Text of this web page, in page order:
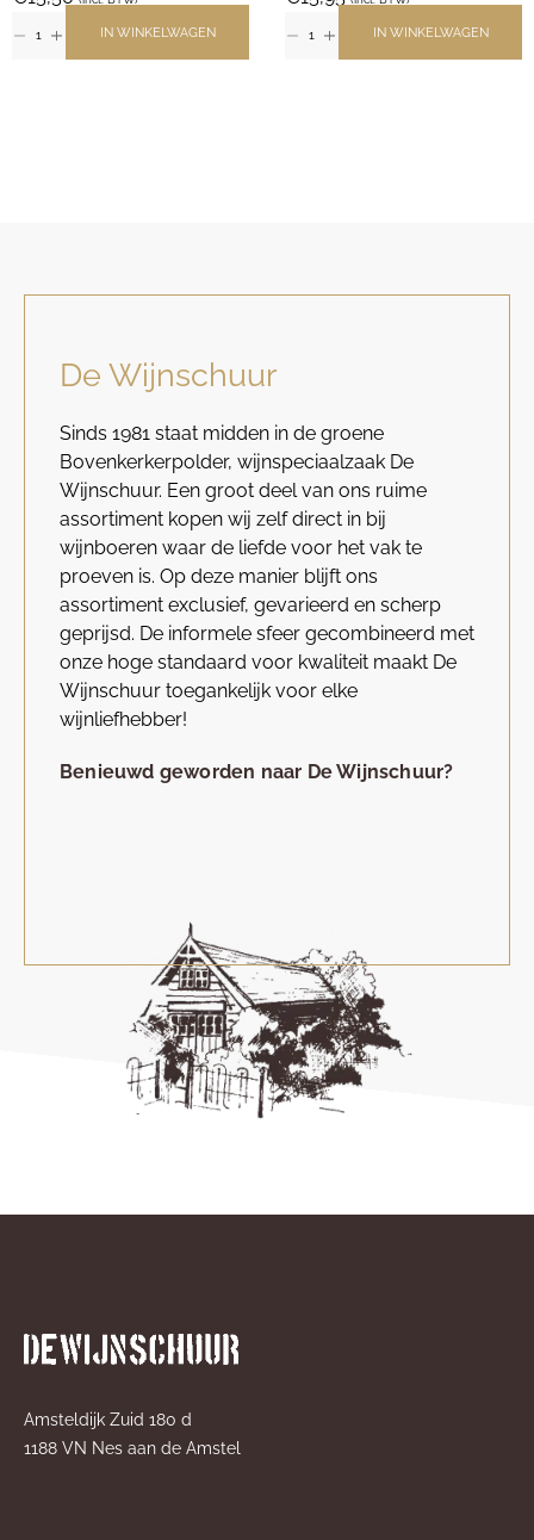
IN WINKELWAGEN IN WINKELWAGEN
De Wijnschuur
Sinds 1981 staat midden in de groene
Bovenkerkerpolder, wijnspeciaalzaak De
Wijnschuur. Een groot deel van ons ruime
assortiment kopen wij zelf direct in bij
wijnboeren waar de liefde voor het vak te
proeven is. Op deze manier blijft ons
assortiment exclusief, gevarieerd en scherp
geprijsd. De informele sfeer gecombineerd met
onze hoge standaard voor kwaliteit maakt De
Wijnschuur toegankelijk voor elke
wijnliefhebber!
Benieuwd geworden naar De Wijnschuur?
Amsteldijk Zuid 180 d
1188 VN Nes aan de Amstel